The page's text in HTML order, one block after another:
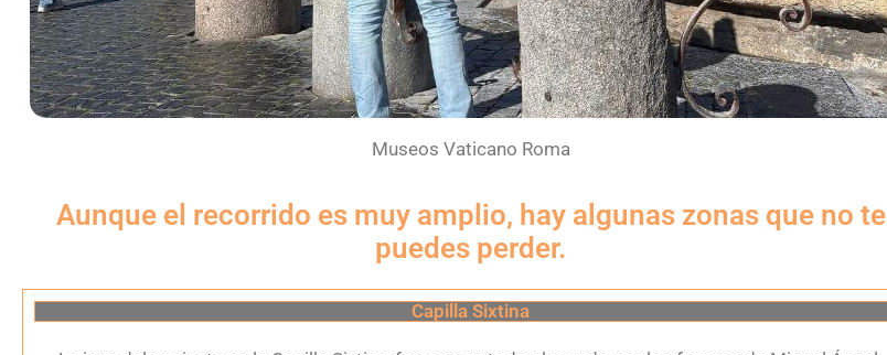
Museos Vaticano Roma
Aunque el recorrido es muy amplio, hay algunas zonas que no te
puedes perder.
Capilla Sixtina